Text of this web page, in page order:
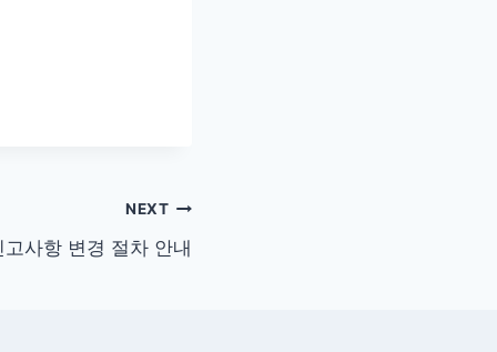
NEXT
사항 변경 절차 안내